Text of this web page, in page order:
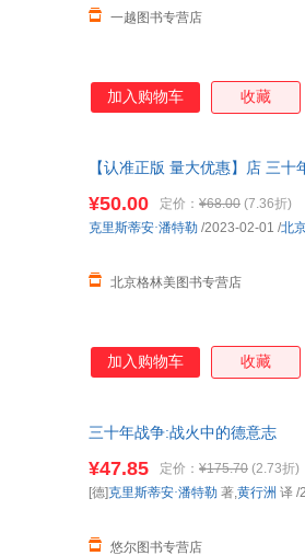
一越图书专营店
加入购物车 收藏
【认准正版 量大优惠】店 三
取
¥50.00 定价： ¥68.00 (7.36折)
北京格林美图书专营店
克里斯蒂安·潘特勒 /2023-02-01 /北
加入购物车 收藏
三十年战争:战火中的德意志
¥47.85 定价： ¥175.70 (2.73折)
悠尔图书专营店
[德]克里斯蒂安·潘特勒 著,黄行洲 译 /